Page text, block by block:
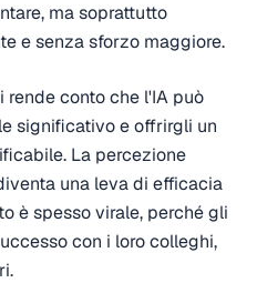
ma soprattutto
e senza sforzo maggiore.
rende conto che l'IA può
significativo e offrirgli un
La percezione
una leva di efficacia
è spesso virale, perché gli
con i loro colleghi,